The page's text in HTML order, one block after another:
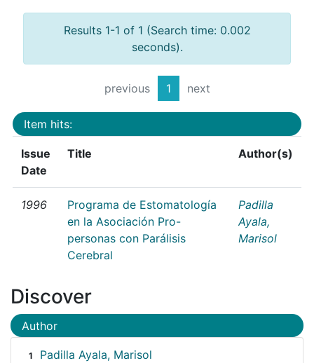
Results 1-1 of 1 (Search time: 0.002
seconds).
previous 1 next
Item hits:
Issue
Date
Title Author(s)
1996
Programa de Estomatología
en la Asociación Pro-
personas con Parálisis
Cerebral
Padilla
Ayala,
Marisol
Discover
Author
1 Padilla Ayala, Marisol